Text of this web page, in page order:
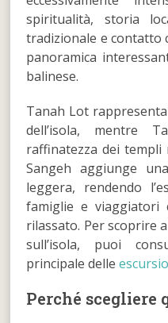
spiritualità, storia
tradizionale e contatto
panoramica
balinese.
Tanah Lot
dell’isola, mentre
raffinatezza dei
Sangeh aggiunge
leggera, rendendo
famiglie e viaggiatori
rilassato. Per scoprire
sull’isola, puoi
principale delle
Perché scegliere